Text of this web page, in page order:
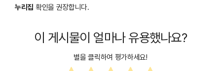
누리집 확인을 권장합니다.
이 게시물이 얼마나 유용했나요?
별을 클릭하여 평가하세요!